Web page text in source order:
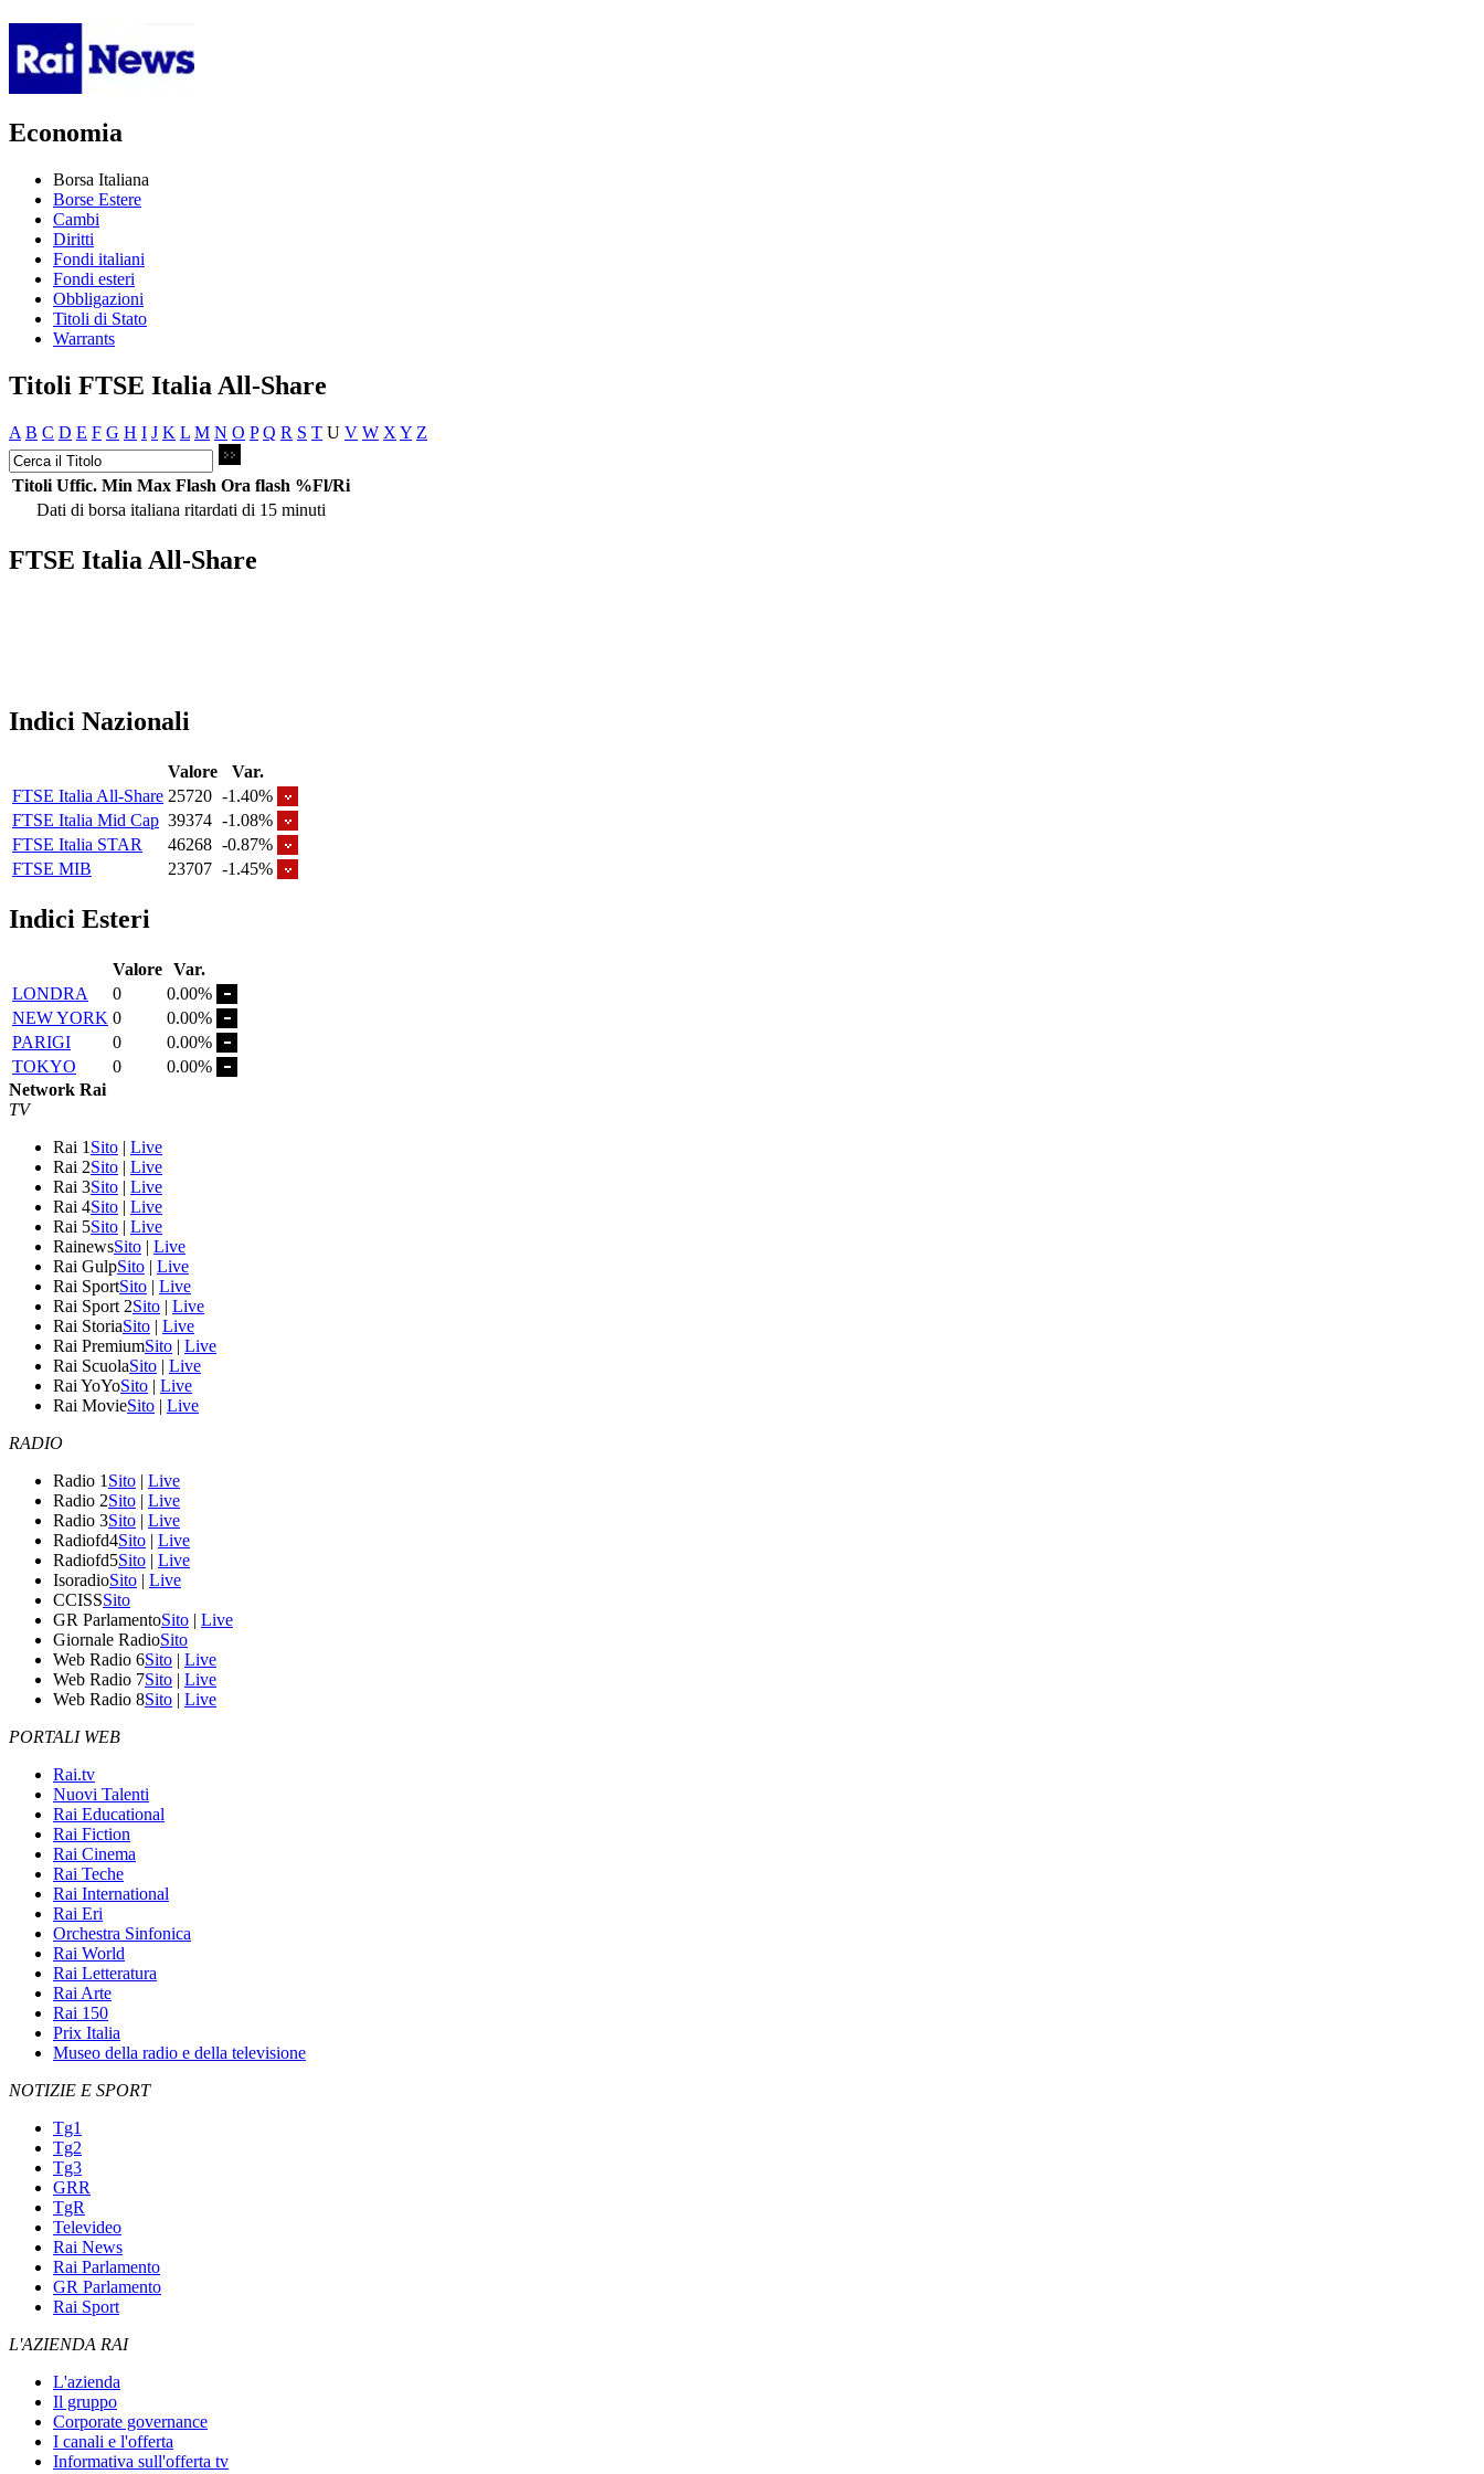
Economia
Borsa Italiana
Borse Estere
Cambi
Diritti
Fondi italiani
Fondi esteri
Obbligazioni
Titoli di Stato
Warrants
Titoli FTSE Italia All-Share
A B C D E F G H I J K L M N O P Q R S T U V W X Y Z
Titoli Uffic. Min Max Flash Ora flash %Fl/Ri
Dati di borsa italiana ritardati di 15 minuti
FTSE Italia All-Share
Indici Nazionali
Valore
Var.
FTSE Italia All-Share 25720 -1.40%
FTSE Italia Mid Cap 39374 -1.08%
FTSE Italia STAR
46268 -0.87%
FTSE MIB
23707 -1.45%
Indici Esteri
Valore Var.
LONDRA
0
0.00%
NEW YORK 0
0.00%
PARIGI
0
0.00%
TOKYO
0
0.00%
Network Rai
TV
Rai 1 Sito | Live
Rai 2Sito | Live
Rai 3Sito | Live
Rai 4Sito | Live
Rai 5Sito | Live
RainewsSito | Live
Rai GulpSito | Live
Rai SportSito | Live
Rai Sport 2Sito | Live
Rai StoriaSito | Live
Rai PremiumSito | Live
Rai ScuolaSito | Live
Rai YoYoSito | Live
Rai MovieSito | Live
RADIO
Radio 1 Sito | Live
Radio 2Sito | Live
Radio 3Sito | Live
Radiofd4Sito | Live
Radiofd5Sito | Live
IsoradioSito | Live
CCISSSito
GR ParlamentoSito | Live
Giornale RadioSito
Web Radio 6Sito | Live
Web Radio 7Sito | Live
Web Radio 8Sito | Live
PORTALI WEB
Rai.tv
Nuovi Talenti
Rai Educational
Rai Fiction
Rai Cinema
Rai Teche
Rai International
Rai Eri
Orchestra Sinfonica
Rai World
Rai Letteratura
Rai Arte
Rai 150
Prix Italia
Museo della radio e della televisione
NOTIZIE E SPORT
Tg1
Tg2
Tg3
GRR
TgR
Televideo
Rai News
Rai Parlamento
GR Parlamento
Rai Sport
L'AZIENDA RAI
L'azienda
Il gruppo
Corporate governance
I canali e l'offerta
Informativa sull'offerta tv